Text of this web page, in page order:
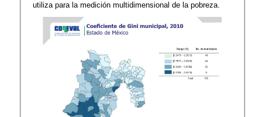
utiliza para la medición multidimensional de la pobreza.